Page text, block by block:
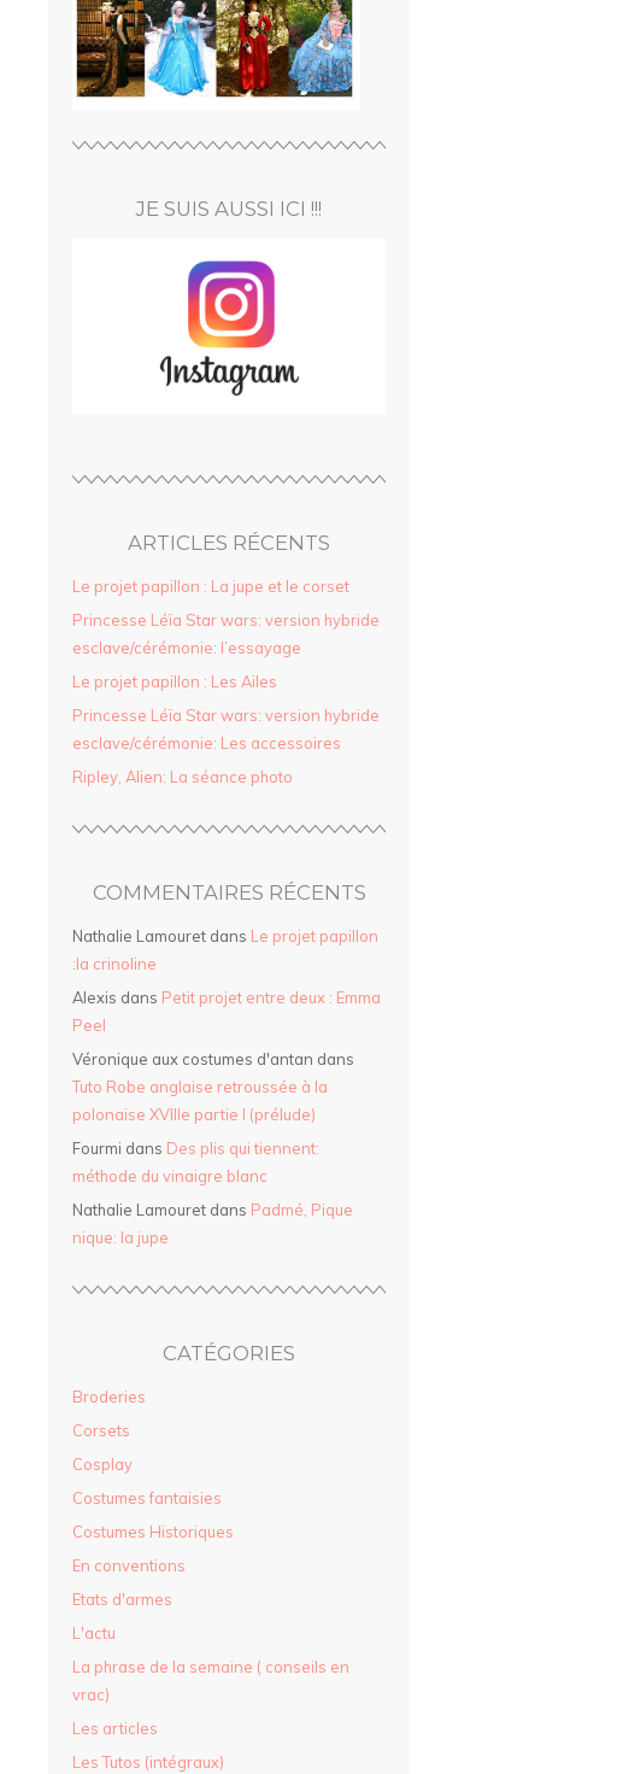
JE SUIS AUSSI ICI !!!
ARTICLES RÉCENTS
Le projet papillon : La jupe et le corset
Princesse Léïa Star wars: version hybride
esclave/cérémonie: l’essayage
Le projet papillon : Les Ailes
Princesse Léïa Star wars: version hybride
esclave/cérémonie: Les accessoires
Ripley, Alien: La séance photo
COMMENTAIRES RÉCENTS
Nathalie Lamouret dans Le projet papillon
:la crinoline
Alexis dans Petit projet entre deux : Emma
Peel
Véronique aux costumes d'antan dans
Tuto Robe anglaise retroussée à la
polonaise XVIIIe partie I (prélude)
Fourmi dans Des plis qui tiennent:
méthode du vinaigre blanc
Nathalie Lamouret dans Padmé, Pique
nique: la jupe
CATÉGORIES
Broderies
Corsets
Cosplay
Costumes fantaisies
Costumes Historiques
En conventions
Etats d'armes
L'actu
La phrase de la semaine ( conseils en
vrac)
Les articles
Les Tutos (intégraux)